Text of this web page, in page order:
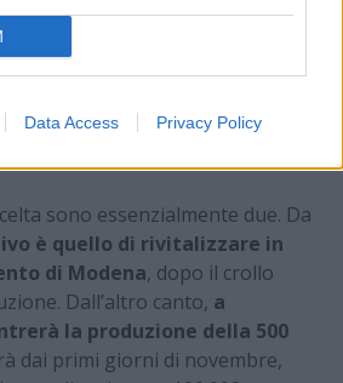
Data Access Privacy Policy
torinese, dunque, la produzione
non ci sarà più.
vita solo le attività relative
verniciatura
sufficiente a Modena per questo
sono essenzialmente due. Da
è quello di rivitalizzare in
di Modena, dopo il crollo
Dall’altro canto, a
la produzione della 500
dai primi giorni di novembre,